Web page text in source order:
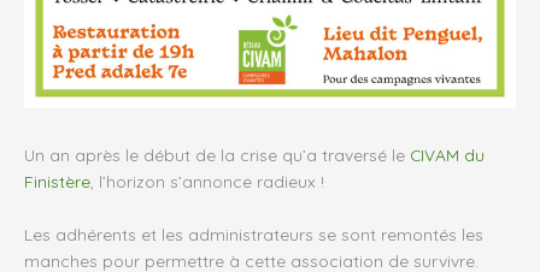
Un an après le début de la crise qu’a traversé le CIVAM du
Finistère , l’horizon s’annonce radieux !
Les adhérents et les administrateurs se sont remontés les
manches pour permettre à cette association de survivre.